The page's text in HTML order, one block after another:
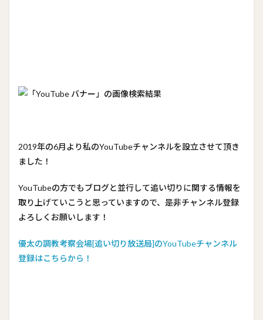
2019年の6月より私のYouTubeチャンネルを設立させて頂き
ました！
YouTubeの方でもブログと並行して追い切りに関する情報を
取り上げていこうと思っていますので、是非チャンネル登録
よろしくお願いします！
優太の調教考察会場[追い切り放送局]のYouTubeチャンネル
登録はこちらから！